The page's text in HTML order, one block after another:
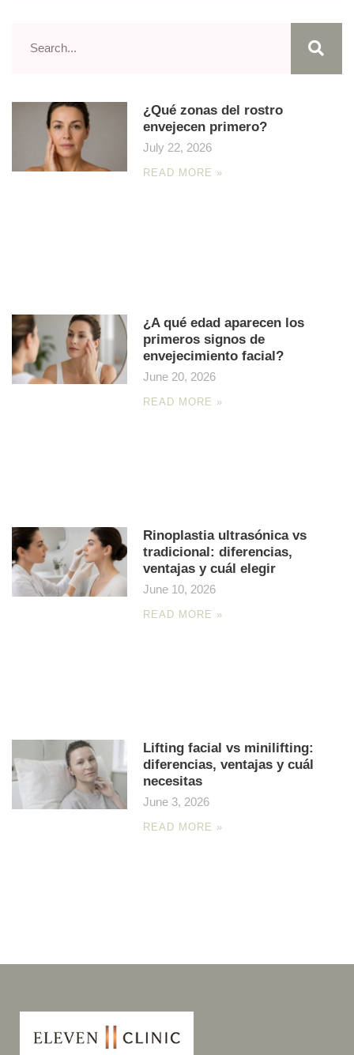
¿Qué zonas del rostro
envejecen primero?
July 22, 2026
READ MORE »
¿A qué edad aparecen los
primeros signos de
envejecimiento facial?
June 20, 2026
READ MORE »
Rinoplastia ultrasónica vs
tradicional: diferencias,
ventajas y cuál elegir
June 10, 2026
READ MORE »
Lifting facial vs minilifting:
diferencias, ventajas y cuál
necesitas
June 3, 2026
READ MORE »